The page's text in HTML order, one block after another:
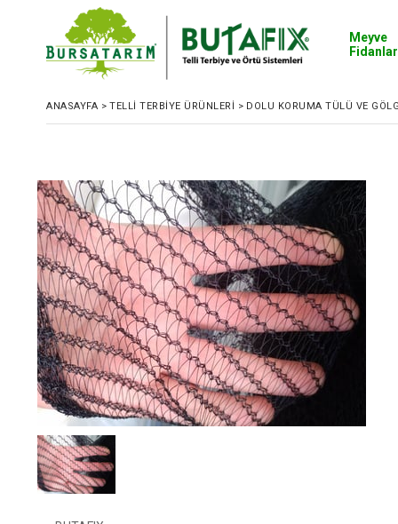
Meyve
ANASAYFA > TELLI TERBIYE ÜRÜNLERI > DOLU KORUMA TÜLÜ VE